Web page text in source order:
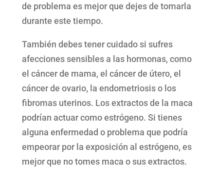
de problema es mejor que dejes de tomarla
durante este tiempo.
También debes tener cuidado si sufres
afecciones sensibles a las hormonas, como
el cáncer de mama, el cáncer de útero, el
cáncer de ovario, la endometriosis o los
fibromas uterinos. Los extractos de la maca
podrían actuar como estrógeno. Si tienes
alguna enfermedad o problema que podría
empeorar por la exposición al estrógeno, es
mejor que no tomes maca o sus extractos.